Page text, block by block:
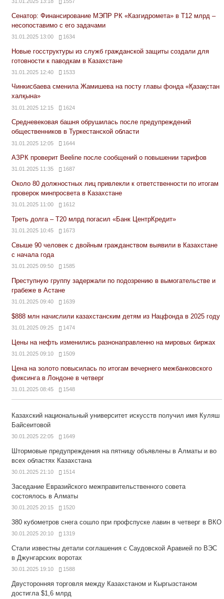
Сенатор: Финансирование МЭПР РК «Казгидромета» в Т12 млрд –
несопоставимо с его задачами
31.01.2025 13:00 1634
Новые госструктуры из служб гражданской защиты создали для
готовности к паводкам в Казахстане
31.01.2025 12:40 1533
Чинкисбаева сменила Жамишева на посту главы фонда «Қазақстан
халқына»
31.01.2025 12:15 1624
Средневековая башня обрушилась после предупреждений
общественников в Туркестанской области
31.01.2025 12:05 1644
АЗРК проверит Beeline после сообщений о повышении тарифов
31.01.2025 11:35 1687
Около 80 должностных лиц привлекли к ответственности по итогам
проверок минпросвета в Казахстане
31.01.2025 11:00 1612
Треть долга – Т20 млрд погасил «Банк ЦентрКредит»
31.01.2025 10:45 1673
Свыше 90 человек с двойным гражданством выявили в Казахстане
с начала года
31.01.2025 09:50 1585
Преступную группу задержали по подозрению в вымогательстве и
грабеже в Астане
31.01.2025 09:40 1639
$888 млн начислили казахстанским детям из Нацфонда в 2025 году
31.01.2025 09:25 1474
Цены на нефть изменились разнонаправленно на мировых биржах
31.01.2025 09:10 1509
Цена на золото повысилась по итогам вечернего межбанковского
фиксинга в Лондоне в четверг
31.01.2025 08:45 1548
Казахский национальный университет искусств получил имя Куляш
Байсеитовой
30.01.2025 22:05 1649
Штормовые предупреждения на пятницу объявлены в Алматы и во
всех областях Казахстана
30.01.2025 21:10 1514
Заседание Евразийского межправительственного совета
состоялось в Алматы
30.01.2025 20:15 1520
380 кубометров снега сошло при профспуске лавин в четверг в ВКО
30.01.2025 20:10 1319
Стали известны детали соглашения с Саудовской Аравией по ВЭС
в Джунгарских воротах
30.01.2025 19:10 1588
Двусторонняя торговля между Казахстаном и Кыргызстаном
достигла $1,6 млрд